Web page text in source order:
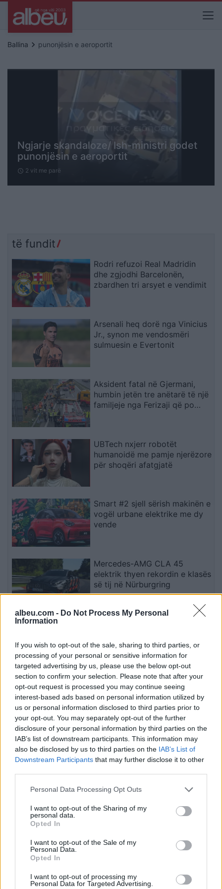
albeu.com - Do Not Process My Personal
Information
If you wish to opt-out of the sale, sharing to third parties, or
processing of your personal or sensitive information for
targeted advertising by us, please use the below opt-out
section to confirm your selection. Please note that after your
opt-out request is processed you may continue seeing
interest-based ads based on personal information utilized by
us or personal information disclosed to third parties prior to
your opt-out. You may separately opt-out of the further
disclosure of your personal information by third parties on the
IAB’s list of downstream participants. This information may
also be disclosed by us to third parties on the IAB’s List of
Downstream Participants that may further disclose it to other
Personal Data Processing Opt Outs
I want to opt-out of the Sharing of my
personal data.
Opted In
I want to opt-out of the Sale of my
Personal Data.
Opted In
I want to opt-out of processing my
Personal Data for Targeted Advertising.
Ballina keyboard_arrow_right punonjësin e aeroportit
Ngjarje skandaloze/ Ish-ministri godet
punonjësin e aeroportit
schedule 2 vit me parë
të fundit
Rodri refuzoi Real Madridin
dhe zgjodhi Barcelonën,
zbardhen tri arsyet e vendimit
Arsenali heq dorë nga Vinicius
Jr., synon me vendosmëri
sulmuesin e Evertonit
Aksident fatal në Gjermani,
humbin jetën tre anëtarë të një
familjeje nga Ferizaji që po
UBTech nxjerr robotët
humanoidë me pamje njerëzore
për shoqëri afatgjatë
Smart #2 sjell sërish makinën e
vogël urbane elektrike me dy
vende
Mercedes-AMG CLA 45
elektrik thyen rekordin e klasës
së tij në Nürburgring
në motin hapësinor dhe Tokë
Esim for Global
Esim for USA|Esim for Italy| Esim for Spain|Esim